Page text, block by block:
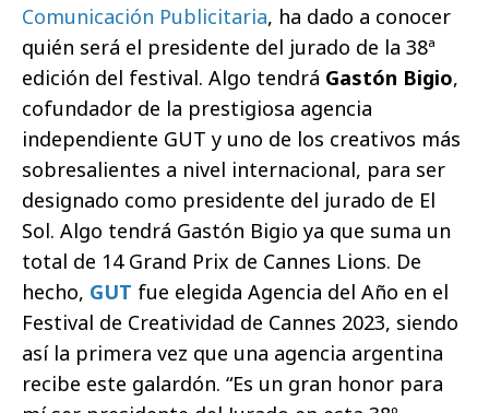
Comunicación Publicitaria, ha dado a conocer
quién será el presidente del jurado de la 38ª
edición del festival. Algo tendrá Gastón Bigio,
cofundador de la prestigiosa agencia
independiente GUT y uno de los creativos más
sobresalientes a nivel internacional, para ser
designado como presidente del jurado de El
Sol. Algo tendrá Gastón Bigio ya que suma un
total de 14 Grand Prix de Cannes Lions. De
hecho, GUT fue elegida Agencia del Año en el
Festival de Creatividad de Cannes 2023, siendo
así la primera vez que una agencia argentina
recibe este galardón. “Es un gran honor para